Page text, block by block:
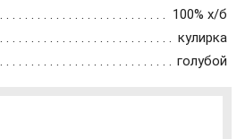
100% х/б
кулирка
голубой